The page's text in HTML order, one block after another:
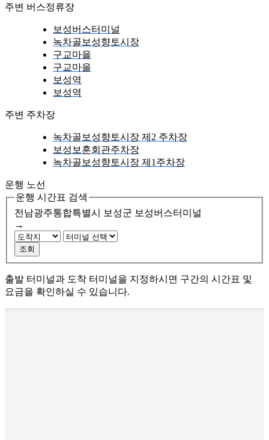
주변 버스정류장
보성버스터미널
녹차골보성향토시장
구교마을
구교마을
보성역
보성역
주변 주차장
녹차골보성향토시장 제2 주차장
보성보훈회관주차장
녹차골보성향토시장 제1주차장
운행 노선
운행 시간표 검색
전남광주통합특별시 보성군 보성버스터미널
→
조회
출발 터미널과 도착 터미널을 지정하시면 구간의 시간표 및
요금을 확인하실 수 있습니다.